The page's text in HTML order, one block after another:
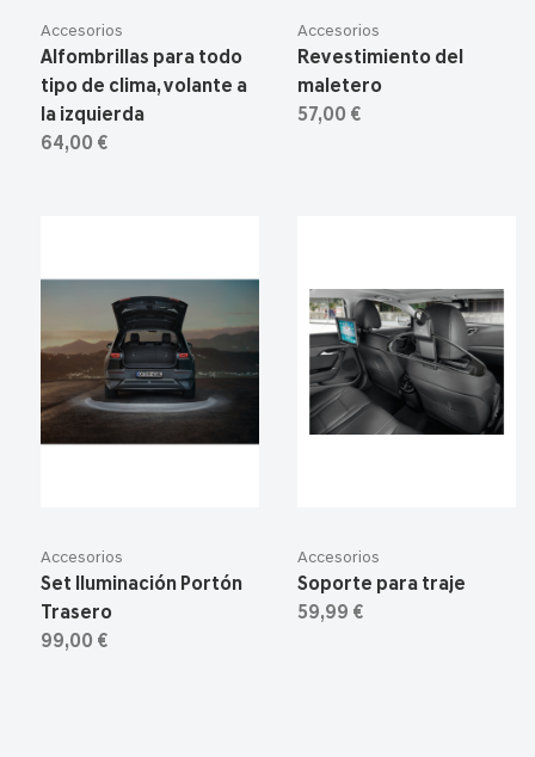
Accesorios
Alfombrillas para todo
tipo de clima, volante a
la izquierda
64,00 €
Accesorios
Revestimiento del
maletero
57,00 €
Accesorios
Set Iluminación Portón
Trasero
99,00 €
Accesorios
Soporte para traje
59,99 €